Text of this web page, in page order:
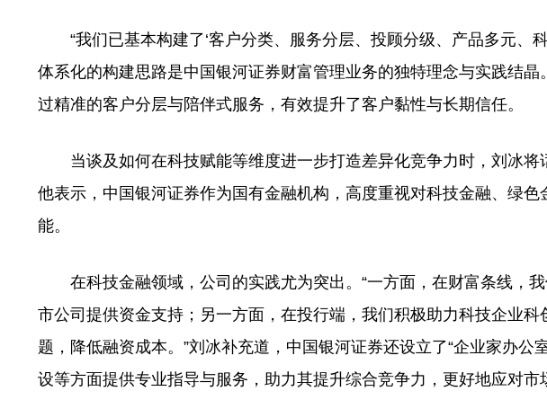
“我们已基本构建了‘客户分类、服务分层、投顾分级、产品多元、
体系化的构建思路是中国银河证券财富管理业务的独特理念与实践结
过精准的客户分层与陪伴式服务，有效提升了客户黏性与长期信任。
当谈及如何在科技赋能等维度进一步打造差异化竞争力时，刘冰将
他表示，中国银河证券作为国有金融机构，高度重视对科技金融、绿
能。
在科技金融领域，公司的实践尤为突出。“一方面，在财富条线，
市公司提供资金支持；另一方面，在投行端，我们积极助力科技企业
题，降低融资成本。”刘冰补充道，中国银河证券还设立了“企业家办公
设等方面提供专业指导与服务，助力其提升综合竞争力，更好地应对